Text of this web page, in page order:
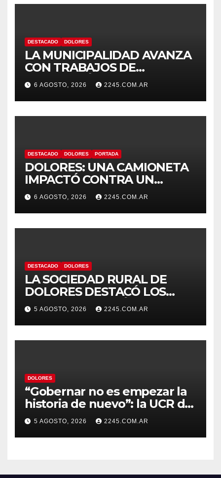
DESTACADO DOLORES
LA MUNICIPALIDAD AVANZA
CON TRABAJOS DE
REPARACIÓN DE
PAVIMENTO EN DISTINTOS
PUNTOS DE LA CIUDAD
6 AGOSTO, 2026 2245.COM.AR
DESTACADO DOLORES PORTADA
DOLORES: UNA CAMIONETA
IMPACTÓ CONTRA UN
ANIMAL VACUNO EN LA
RUTA 63
6 AGOSTO, 2026 2245.COM.AR
DESTACADO DOLORES
LA SOCIEDAD RURAL DE
DOLORES DESTACÓ LOS
TRABAJOS HIDRÁULICOS
REALIZADOS EN EL CANAL 1
5 AGOSTO, 2026 2245.COM.AR
DOLORES
“Gobernar no es empezar la
historia de nuevo”: la UCR de
Dolores rechazó el cambio de
nombre del Estadio Arturo
Umberto Illia
5 AGOSTO, 2026 2245.COM.AR